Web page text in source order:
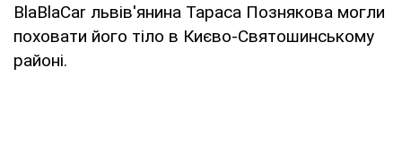
BlaBlaCar львів'янина Тараса Познякова могли
поховати його тіло в Києво-Святошинському
районі.